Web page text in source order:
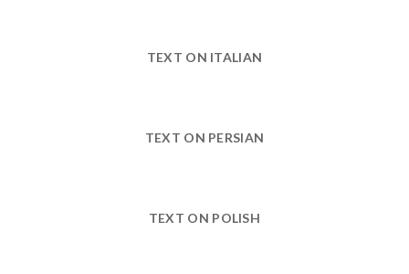
TEXT ON ITALIAN
TEXT ON PERSIAN
TEXT ON POLISH